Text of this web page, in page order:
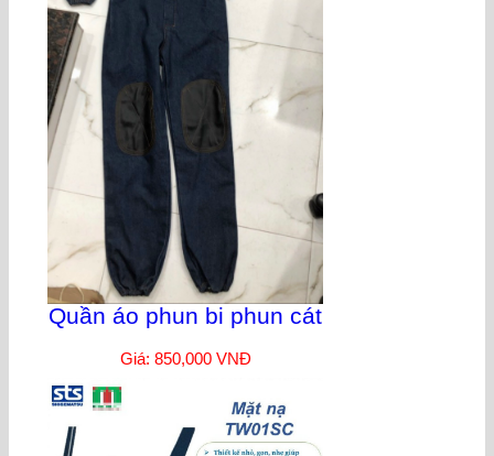
Quần áo phun bi phun cát
Giá: 850,000 VNĐ